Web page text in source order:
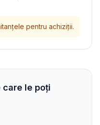
pentru achiziții.
le poți